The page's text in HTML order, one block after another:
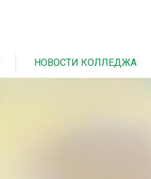
НОВОСТИ КОЛЛЕДЖА